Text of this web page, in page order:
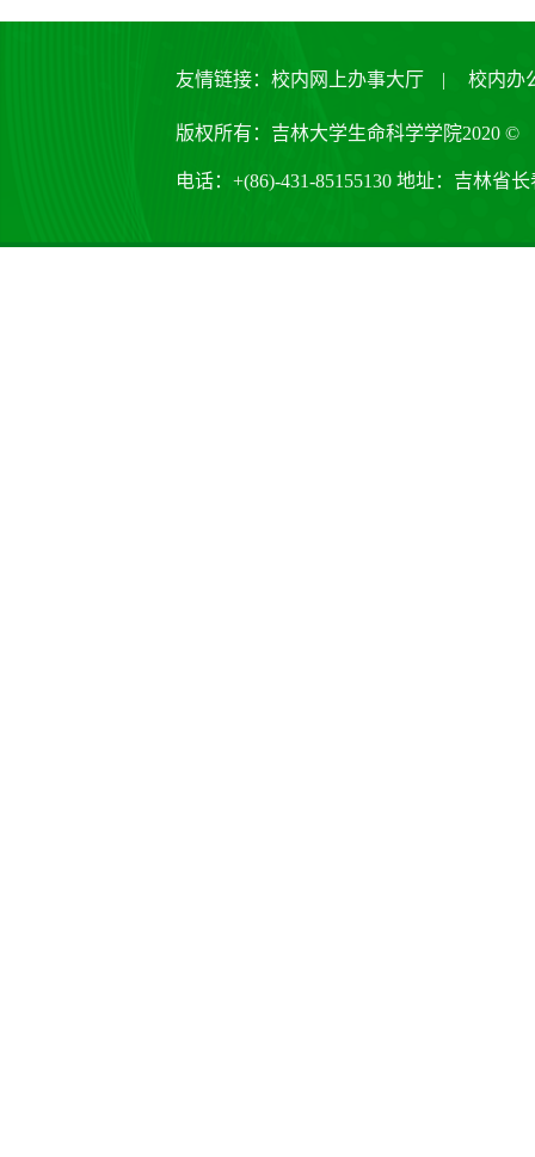
友情链接： 校内网上办事大厅 校内办
版权所有：吉林大学生命科学学院2020 ©
电话：+(86)-431-85155130 地址：吉林省